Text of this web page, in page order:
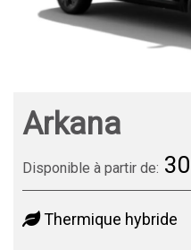
Arkana
Disponible à partir de:
Thermique hybride